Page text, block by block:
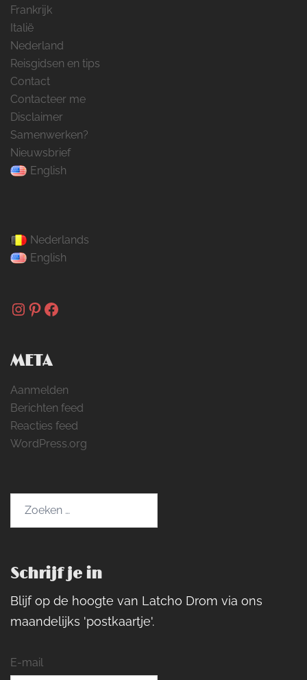
Frankrijk
Italië
Nederland
Reisgidsen en tips
Contact
Contacteer me
Disclaimer
Samenwerken?
Nieuwsbrief
English
Nederlands
English
Instagram
Pinterest
Facebook
META
Aanmelden
Berichten feed
Reacties feed
WordPress.org
Schrijf je in
Blijf op de hoogte van Latcho Drom via ons
maandelijks 'postkaartje'.
E-mail